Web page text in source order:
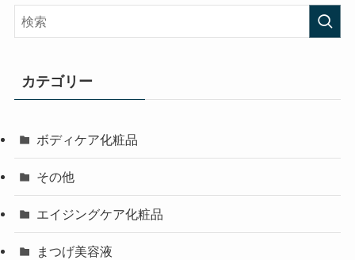
カテゴリー
ボディケア化粧品
その他
エイジングケア化粧品
まつげ美容液